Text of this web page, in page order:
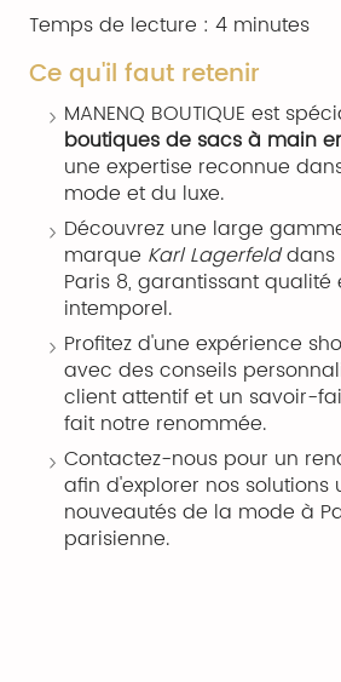
Temps de lecture : 4 minutes
Ce qu'il faut retenir
MANENQ BOUTIQUE est
boutiques de sacs à main
une expertise reconnue
mode et du luxe.
Découvrez une large
marque Karl Lagerfelddans
Paris 8, garantissant qualité
intemporel.
Profitez d'une expérience
avec des conseils
client attentif et un savoir-
fait notre renommée.
Contactez-nous pour un
afin d'explorer nos solutions
nouveautés de la mode à
parisienne.